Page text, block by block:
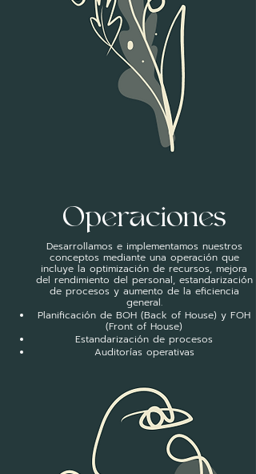
Operaciones
Desarrollamos e implementamos nuestros
conceptos mediante una operación que
incluye la optimización de recursos, mejora
del rendimiento del personal, estandarización
de procesos y aumento de la eficiencia
general.
Planificación de BOH (Back of House) y FOH
(Front of House)
Estandarización de procesos
Auditorías operativas